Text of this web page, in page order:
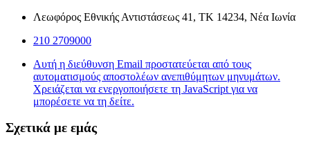
Λεωφόρος Εθνικής Αντιστάσεως 41, ΤΚ 14234, Νέα Ιωνία
210 2709000
Αυτή η διεύθυνση Email προστατεύεται από τους
αυτοματισμούς αποστολέων ανεπιθύμητων μηνυμάτων.
Χρειάζεται να ενεργοποιήσετε τη JavaScript για να
μπορέσετε να τη δείτε.
Σχετικά με εμάς